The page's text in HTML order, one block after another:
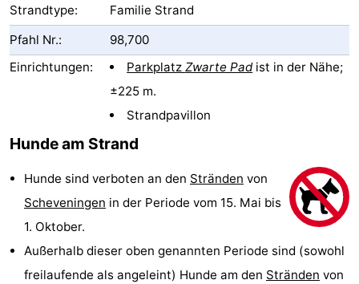
Nautisch
Centrum
Scheveningen
Campingplätze
Ferienhäuser
Kijkduin
Hotels
Zimmer
(mit
Frühstück)
Lastminutes
Strand
Strandtype:
Familie Strand
Pfahl Nr.:
98,700
Einrichtungen:
ParkplatzZwarte Padist in der Nähe;
±225 m.
Strandpavillon
Hunde am Strand
Hunde sind verboten an den Stränden von
Scheveningen in der Periode vom 15. Mai bis
1. Oktober.
Außerhalb dieser oben genannten Periode sind (sowohl
freilaufende als angeleint) Hunde am den Stränden von